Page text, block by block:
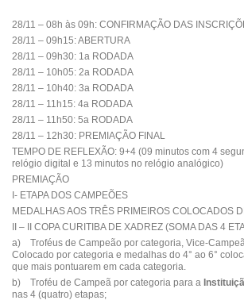
28/11 – 08h às 09h: CONFIRMAÇÃO DAS
28/11 – 09h15: ABERTURA
28/11 – 09h30: 1a RODADA
28/11 – 10h05: 2a RODADA
28/11 – 10h40: 3a RODADA
28/11 – 11h15: 4a RODADA
28/11 – 11h50: 5a RODADA
28/11 – 12h30: PREMIAÇÃO FINAL
TEMPO DE REFLEXÃO: 9+4 (09 minutos com 4
relógio digital e 13 minutos no relógio analógico)
PREMIAÇÃO
I- ETAPA DOS CAMPEÕES
MEDALHAS AOS TRÊS PRIMEIROS COLOCADOS
II – II COPA CURITIBA DE XADREZ (SOMA DAS 4
a) Troféus de Campeão por categoria, Vice-
Colocado por categoria e medalhas do 4° ao 6°
que mais pontuarem em cada categoria.
b) Troféu de Campeã por categoria para a
nas 4 (quatro) etapas;